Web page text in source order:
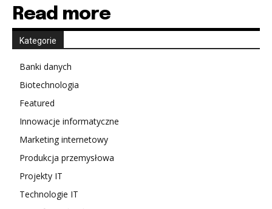
Read more
Kategorie
Banki danych
Biotechnologia
Featured
Innowacje informatyczne
Marketing internetowy
Produkcja przemysłowa
Projekty IT
Technologie IT